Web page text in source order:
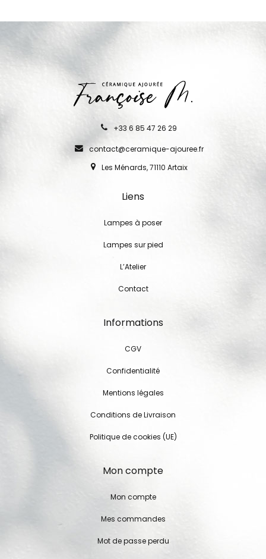
+33 6 85 47 26 29
contact@ceramique-ajouree.fr
Les Ménards, 71110 Artaix
Liens
Lampes à poser
Lampes sur pied
L’Atelier
Contact
Informations
CGV
Confidentialité
Mentions légales
Conditions de Livraison
Politique de cookies (UE)
Mon compte
Mon compte
Mes commandes
Mot de passe perdu